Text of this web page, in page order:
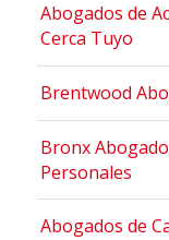
Abogados de
Cerca Tuyo
Brentwood
Bronx
Personales
Abogados de